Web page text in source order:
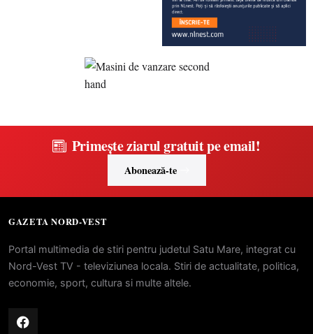
Primește ziarul gratuit pe email!
Abonează-te
GAZETA NORD-VEST
Portal multimedia de stiri pentru judetul Satu Mare, integrat cu
Nord-Vest TV - televiziunea locala. Stiri de actualitate, politica,
economie, sport, cultura si multe altele.